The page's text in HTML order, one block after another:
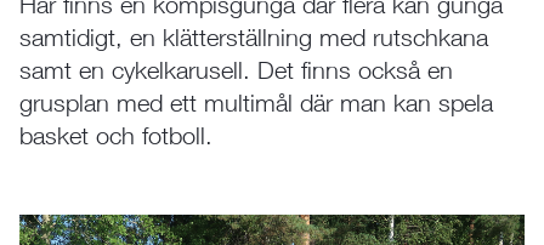
samtidigt, en klätterställning med rutschkana
samt en cykelkarusell. Det finns också en
grusplan med ett multimål där man kan spela
basket och fotboll.